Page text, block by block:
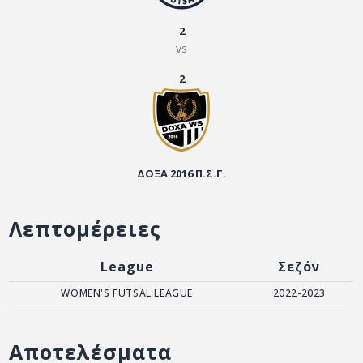
2
vs
2
ΔΟΞΑ 2016 Π.Σ.Γ.
Λεπτομέρειες
League Σεζόν
WOMEN'S FUTSAL LEAGUE 2022-2023
Αποτελέσματα